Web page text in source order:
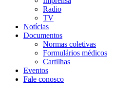
Radio
TV
Notícias
Documentos
Normas coletivas
Formulários médicos
Cartilhas
Eventos
Fale conosco